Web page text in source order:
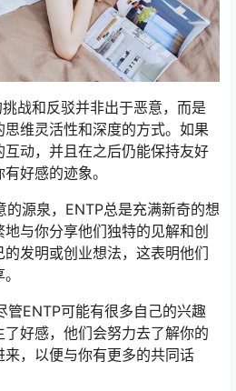
战和反驳并非出于恶意，而是
维灵活性和深度的方式。如果
动，并且在之后仍能保持友好
好感的迹象。
的源泉，ENTP总是充满新奇的想
与你分享他们独特的见解和创
发明或创业想法，这表明他们
管ENTP可能有很多自己的兴趣
好感，他们会努力去了解你的
，以便与你有更多的共同话